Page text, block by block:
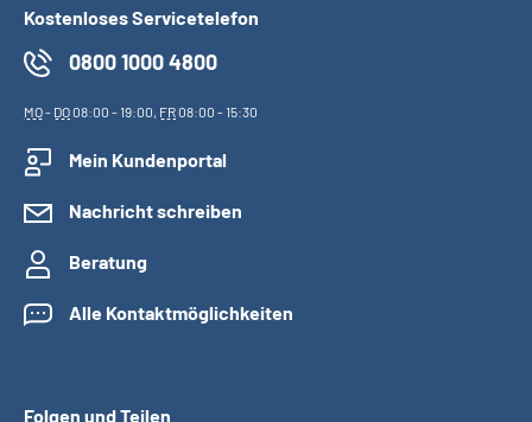
Kostenloses Servicetelefon
0800 1000 4800
MO- DO08:00 - 19:00, FR08:00 - 15:30
Mein Kundenportal
Nachricht schreiben
Beratung
Alle Kontaktmöglichkeiten
Folgen und Teilen